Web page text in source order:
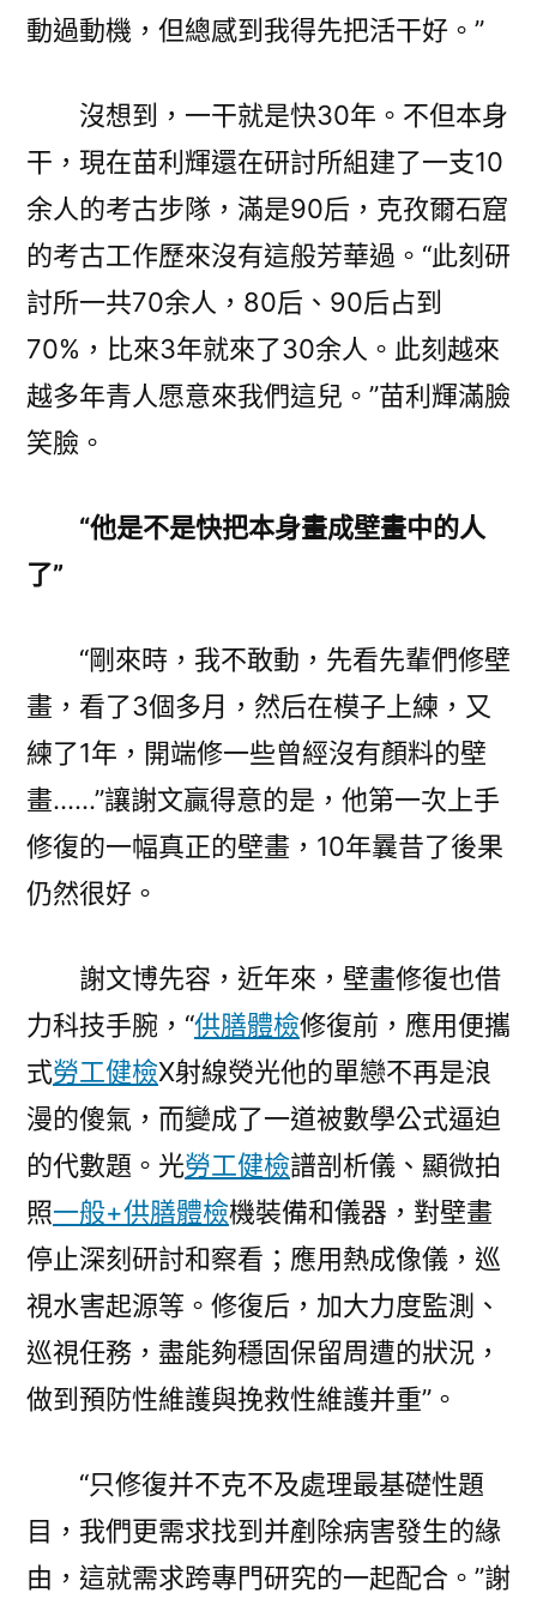
動過動機，但總感到我得先把活干好。”
沒想到，一干就是快30年。不但本身
干，現在苗利輝還在研討所組建了一支10
余人的考古步隊，滿是90后，克孜爾石窟
的考古工作歷來沒有這般芳華過。“此刻研
討所一共70余人，80后、90后占到
70%，比來3年就來了30余人。此刻越來
越多年青人愿意來我們這兒。”苗利輝滿臉
笑臉。
“他是不是快把本身畫成壁畫中的人
了”
“剛來時，我不敢動，先看先輩們修壁
畫，看了3個多月，然后在模子上練，又
練了1年，開端修一些曾經沒有顏料的壁
畫……”讓謝文贏得意的是，他第一次上手
修復的一幅真正的壁畫，10年曩昔了後果
仍然很好。
謝文博先容，近年來，壁畫修復也借
力科技手腕，“供膳體檢修復前，應用便攜
式勞工健檢X射線熒光他的單戀不再是浪
漫的傻氣，而變成了一道被數學公式逼迫
的代數題。光勞工健檢譜剖析儀、顯微拍
照一般+供膳體檢機裝備和儀器，對壁畫
停止深刻研討和察看；應用熱成像儀，巡
視水害起源等。修復后，加大力度監測、
巡視任務，盡能夠穩固保留周遭的狀況，
做到預防性維護與挽救性維護并重”。
“只修復并不克不及處理最基礎性題
目，我們更需求找到并剷除病害發生的緣
由，這就需求跨專門研究的一起配合。”謝